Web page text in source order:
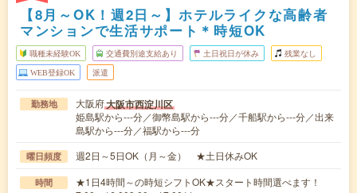
【8月～OK！週2日～】ホテルライクな高齢者
マンションで生活サポート＊時短OK
職種未経験OK 交通費別途支給あり 土日祝日が休み 残業なし
WEB登録OK 派遣
勤務地 大阪府大阪市西淀川区
姫島駅から---分／御幣島駅から---分／千船駅から---分／出来
島駅から---分／福駅から---分
曜日頻度 週2日～5日OK（月～金） ★土日休みOK
時間
★1日4時間～の時短シフトOK★スタート時間選べます！